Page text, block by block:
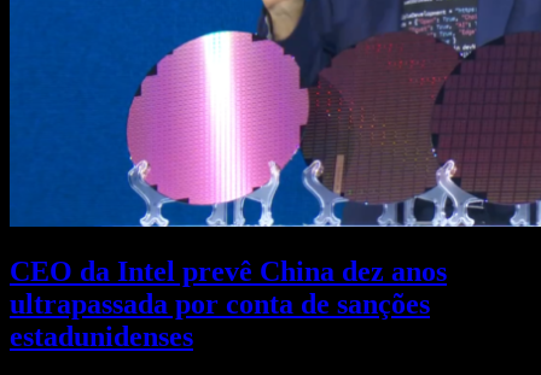
CEO da Intel prevê China dez anos
ultrapassada por conta de sanções
estadunidenses